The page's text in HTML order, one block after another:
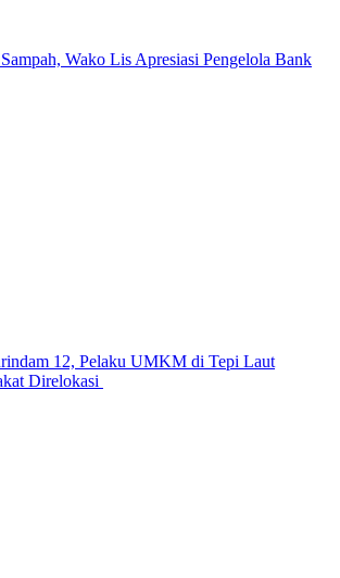
Wako Lis Apresiasi Pengelola Bank
12, Pelaku UMKM di Tepi Laut
Direlokasi